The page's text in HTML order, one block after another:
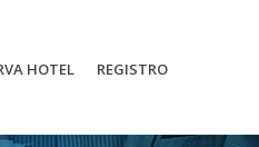
HOTEL REGISTRO